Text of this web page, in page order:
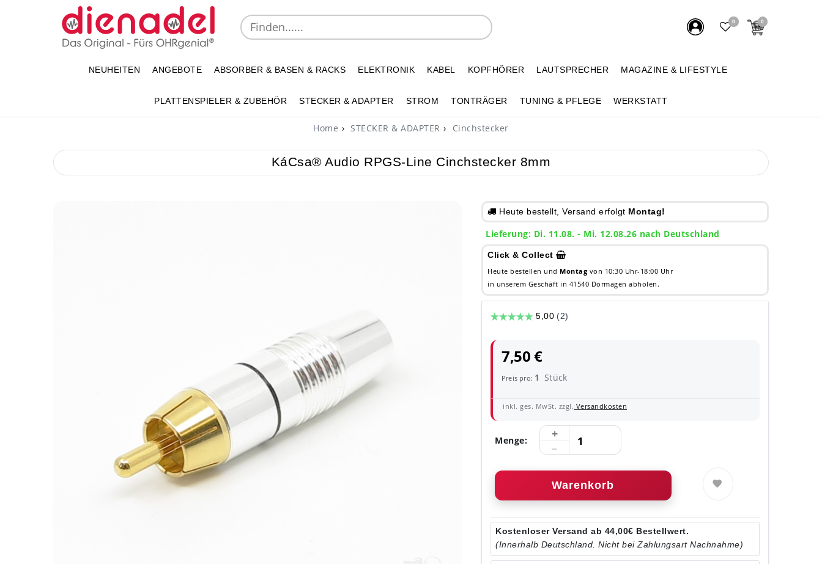
0 0
NEUHEITEN ANGEBOTE ABSORBER & BASEN & RACKS ELEKTRONIK KABEL KOPFHÖRER LAUTSPRECHER MAGAZINE & LIFESTYLE
PLATTENSPIELER & ZUBEHÖR STECKER & ADAPTER STROM TONTRÄGER TUNING & PFLEGE WERKSTATT
Home STECKER & ADAPTER Cinchstecker
KáCsa® Audio RPGS-Line Cinchstecker 8mm
Heute bestellt, Versand erfolgt Montag!
Lieferung: Di. 11.08. - Mi. 12.08.26 nach Deutschland
Click & Collect
Heute bestellen und Montag von 10:30 Uhr-18:00 Uhr
in unserem Geschäft in 41540 Dormagen abholen.
7,50 €
Preis pro: 1 Stück
inkl. ges. MwSt. zzgl. Versandkosten
Menge:
Warenkorb
Kostenloser Versand ab 44,00€ Bestellwert.
(Innerhalb Deutschland. Nicht bei Zahlungsart Nachnahme)